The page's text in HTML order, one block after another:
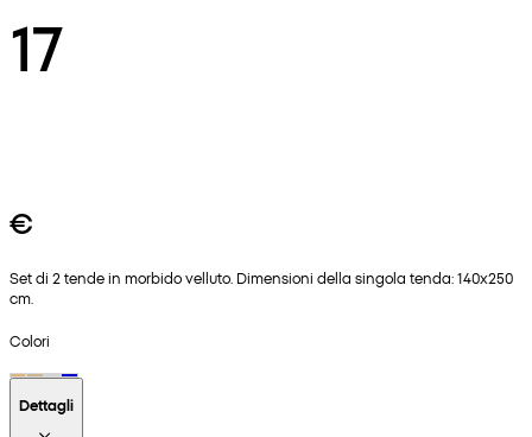
17
€
Set di 2 tende in morbido velluto. Dimensioni della singola tenda: 140x250
cm.
Colori
Dettagli